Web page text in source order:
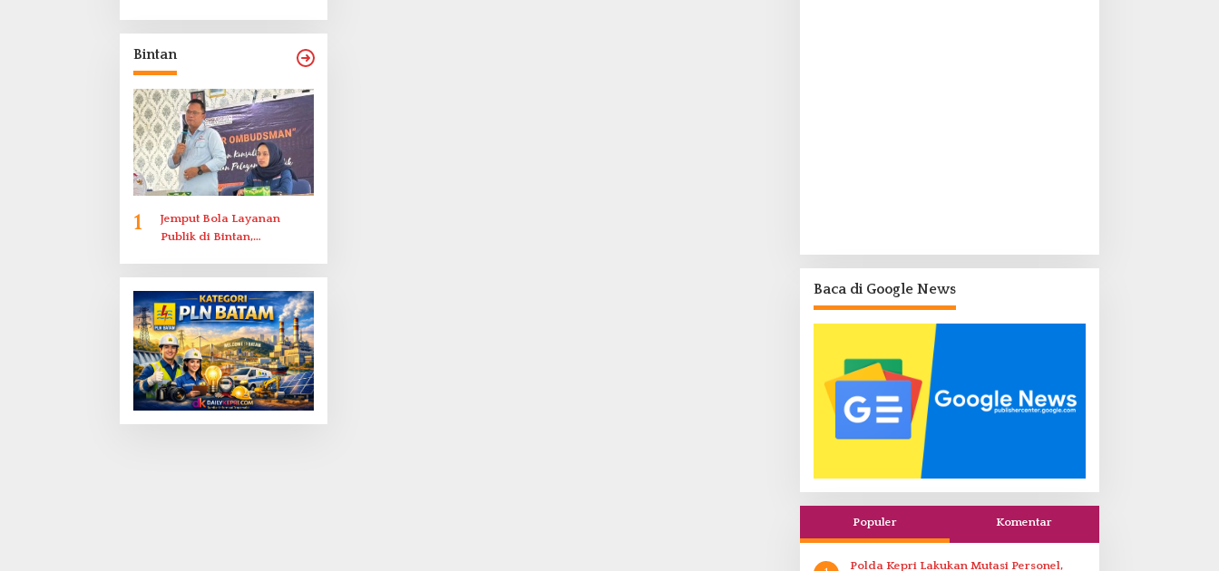
Berstandar Internasional
Bintan
1
Jemput Bola Layanan
Publik di Bintan,
Solar Nelayan
Baca di Google News
Populer Komentar
Polda Kepri Lakukan Mutasi Personel,